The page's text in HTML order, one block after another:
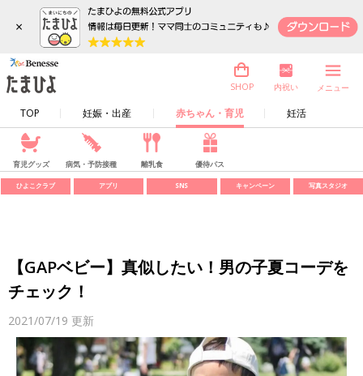
×
TOP 妊娠・出産 赤ちゃん・育児 妊活
SHOP 内祝い メニュー
育児グッズ 病気・予防接種 離乳食 優待パス
ひよこクラブ アプリ SNS キャンペーン 写真スタジオ
【GAPベビー】真似したい！男の子夏コーデを
チェック！
2021/07/19 更新